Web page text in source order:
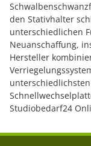
den Stativhalter
unterschiedlichen
Neuanschaffung,
Hersteller
Studiobedarf24